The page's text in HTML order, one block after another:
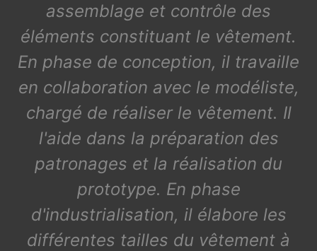
assemblage et contrôle des
éléments constituant le vêtement.
En phase de conception, il travaille
en collaboration avec le modéliste,
chargé de réaliser le vêtement. Il
l'aide dans la préparation des
patronages et la réalisation du
prototype. En phase
d'industrialisation, il élabore les
différentes tailles du vêtement à